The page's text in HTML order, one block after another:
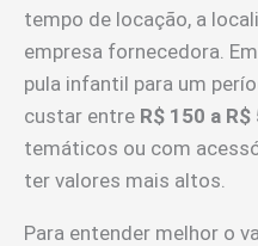
tempo de locação, a
empresa fornecedora.
pula infantil para um
custar entre R$ 150 a R$
temáticos ou com
ter valores mais altos.
Para entender melhor o